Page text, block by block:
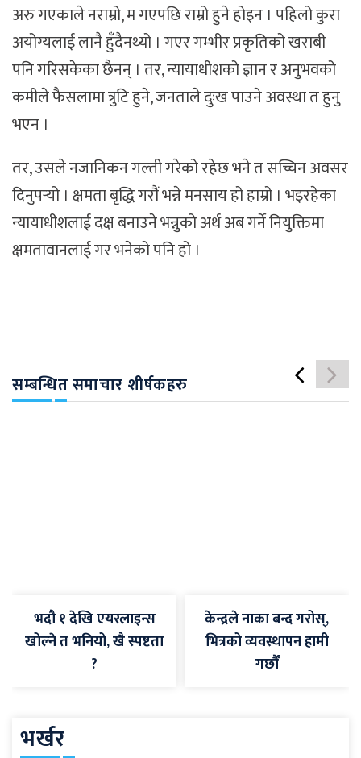
अरु गएकाले नराम्रो, म गएपछि राम्रो हुने होइन । पहिलो कुरा
अयोग्यलाई लानै हुँदैनथ्यो । गएर गम्भीर प्रकृतिको खराबी
पनि गरिसकेका छैनन् । तर, न्यायाधीशको ज्ञान र अनुभवको
कमीले फैसलामा त्रुटि हुने, जनताले दुःख पाउने अवस्था त हुनु
भएन ।
तर, उसले नजानिकन गल्ती गरेको रहेछ भने त सच्चिन अवसर
दिनुपर्‍यो । क्षमता बृद्धि गरौं भन्ने मनसाय हो हाम्रो । भइरहेका
न्यायाधीशलाई दक्ष बनाउने भन्नुको अर्थ अब गर्ने नियुक्तिमा
क्षमतावानलाई गर भनेको पनि हो ।
सम्बन्धित समाचार शीर्षकहरु
भदौ १ देखि एयरलाइन्स
खोल्ने त भनियो, खै स्पष्टता
?
केन्द्रले नाका बन्द गरोस्,
भित्रको व्यवस्थापन हामी
गर्छौं
भर्खर